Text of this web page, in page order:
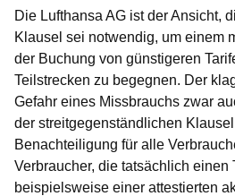
Die Lufthansa AG ist der Ansicht,
Klausel sei notwendig, um einem
der Buchung von günstigeren
Teilstrecken zu begegnen. Der
Gefahr eines Missbrauchs zwar
der streitgegenständlichen
Benachteiligung für alle
Verbraucher, die tatsächlich einen
beispielsweise einer attestierten